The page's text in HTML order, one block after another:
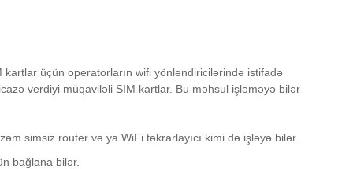
üçün operatorların wifi yönləndiricilərində istifadə
verdiyi müqaviləli SIM kartlar. Bu məhsul işləməyə bilər
simsiz router və ya WiFi təkrarlayıcı kimi də işləyə bilər.
bağlana bilər.